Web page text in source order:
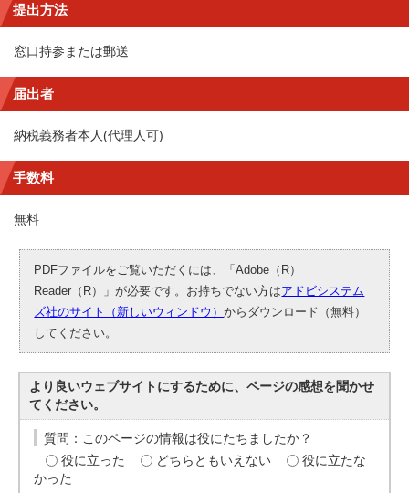
提出方法
窓口持参または郵送
届出者
納税義務者本人(代理人可)
手数料
無料
PDFファイルをご覧いただくには、「Adobe（R）
Reader（R）」が必要です。お持ちでない方はアドビシステム
ズ社のサイト（新しいウィンドウ）からダウンロード（無料）
してください。
より良いウェブサイトにするために、ページの感想を聞かせ
てください。
質問：このページの情報は役にたちましたか？
役に立った
どちらともいえない
役に立たな
かった